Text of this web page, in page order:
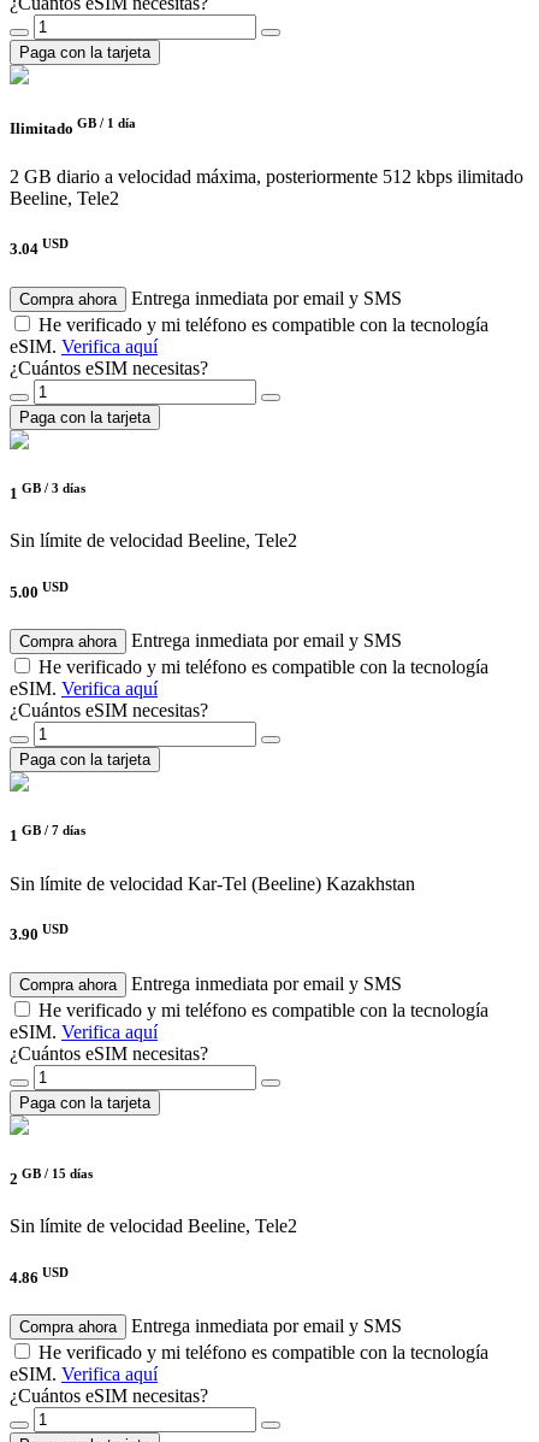
Paga con la tarjeta
Ilimitado GB / 1 día
2 GB diario a velocidad máxima, posteriormente 512 kbps ilimitado
Beeline, Tele2
3.04 USD
Compra ahora
Entrega inmediata por email y SMS
He verificado y mi teléfono es compatible con la tecnología
eSIM. Verifica aquí
¿Cuántos eSIM necesitas?
Paga con la tarjeta
1 GB / 3 días
Sin límite de velocidad Beeline, Tele2
5.00 USD
Compra ahora
Entrega inmediata por email y SMS
He verificado y mi teléfono es compatible con la tecnología
eSIM. Verifica aquí
¿Cuántos eSIM necesitas?
Paga con la tarjeta
1 GB / 7 días
Sin límite de velocidad Kar-Tel (Beeline) Kazakhstan
3.90 USD
Compra ahora
Entrega inmediata por email y SMS
He verificado y mi teléfono es compatible con la tecnología
eSIM. Verifica aquí
¿Cuántos eSIM necesitas?
Paga con la tarjeta
2 GB / 15 días
Sin límite de velocidad Beeline, Tele2
4.86 USD
Compra ahora
Entrega inmediata por email y SMS
He verificado y mi teléfono es compatible con la tecnología
eSIM. Verifica aquí
¿Cuántos eSIM necesitas?